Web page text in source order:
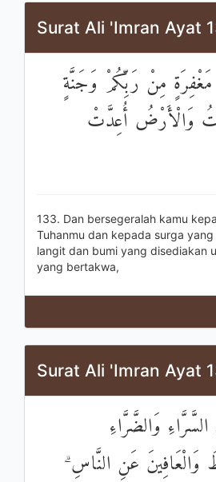
Surat Ali 'Imran Ayat
مِنْ رَبِّكُمْ وَجَنَّةٍ
وَالْأَرْضُ أُعِدَّتْ
133. Dan bersegeralah kamu
Tuhanmu dan kepada surga yang
langit dan bumi yang disediakan
yang bertakwa,
Surat Ali 'Imran Ayat
وَالضَّرَّاءِ
وَالْعَافِينَ عَنِ النَّاسِ